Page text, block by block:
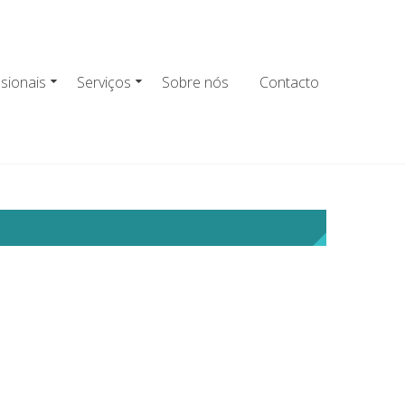
Serviços Sobre nós Contacto